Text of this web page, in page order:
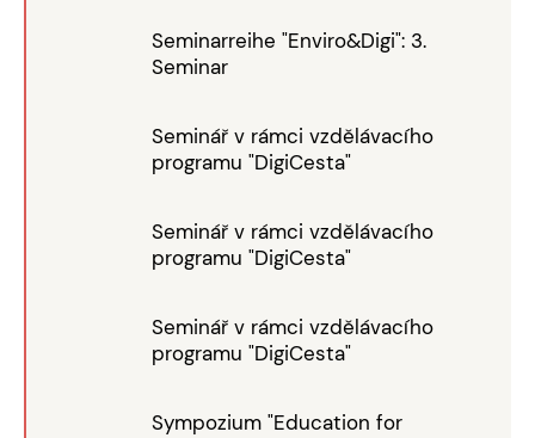
Seminarreihe "Enviro&Digi": 3.
Seminar
Seminář v rámci vzdělávacího
programu "DigiCesta"
Seminář v rámci vzdělávacího
programu "DigiCesta"
Seminář v rámci vzdělávacího
programu "DigiCesta"
Sympozium "Education for